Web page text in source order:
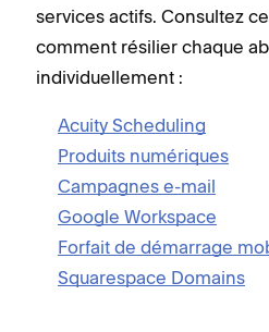
services actifs. Consultez
comment résilier chaque
individuellement :
Acuity Scheduling
Produits numériques
Campagnes e-mail
Google Workspace
Forfait de démarrage
Squarespace Domains